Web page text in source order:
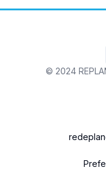
© 2024